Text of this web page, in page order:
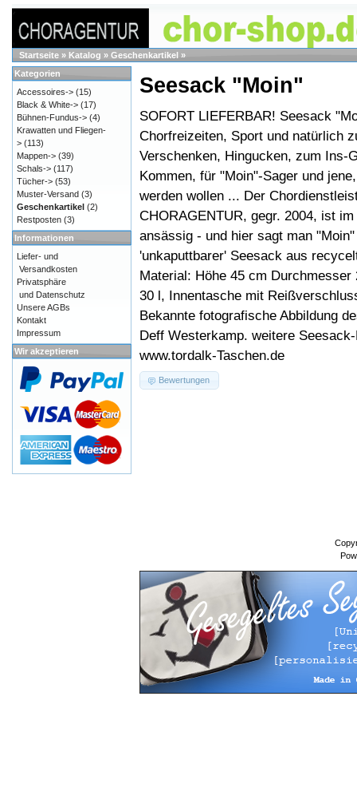
Startseite » Katalog » Geschenkartikel »
Seesack "Moin"
SOFORT LIEFERBAR! Seesack
Chorfreizeiten, Sport und natürlich
Verschenken, Hingucken, zum Ins-
Kommen, für "Moin"-Sager und
werden wollen ... Der
CHORAGENTUR, gegr. 2004, ist
ansässig - und hier sagt man
'unkaputtbarer' Seesack aus
Material: Höhe 45 cm Durchmesser
30 l, Innentasche mit
Bekannte fotografische Abbildung
Deff Westerkamp. weitere
www.tordalk-Taschen.de
Bewertungen
Kategorien
Accessoires-> (15)
Black & White-> (17)
Bühnen-Fundus-> (4)
Krawatten und Fliegen-
> (113)
Mappen-> (39)
Schals-> (117)
Tücher-> (53)
Muster-Versand (3)
Geschenkartikel (2)
Restposten (3)
Informationen
Liefer- und
Versandkosten
Privatsphäre
und Datenschutz
Unsere AGBs
Kontakt
Impressum
Wir akzeptieren